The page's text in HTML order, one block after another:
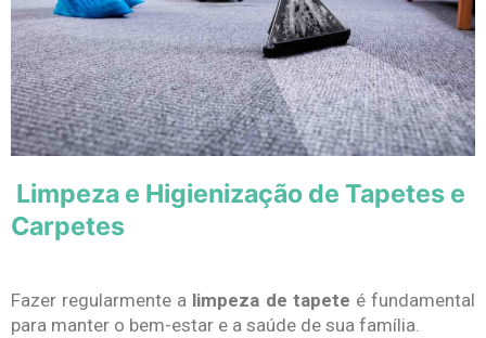
Limpeza e Higienização de Tapetes e
Carpetes
Fazer regularmente a limpeza de tapete é fundamental
para manter o bem-estar e a saúde de sua família.